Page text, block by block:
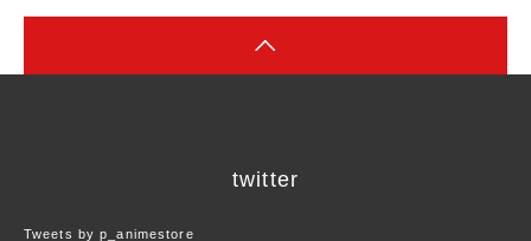
twitter
Tweets by p_animestore